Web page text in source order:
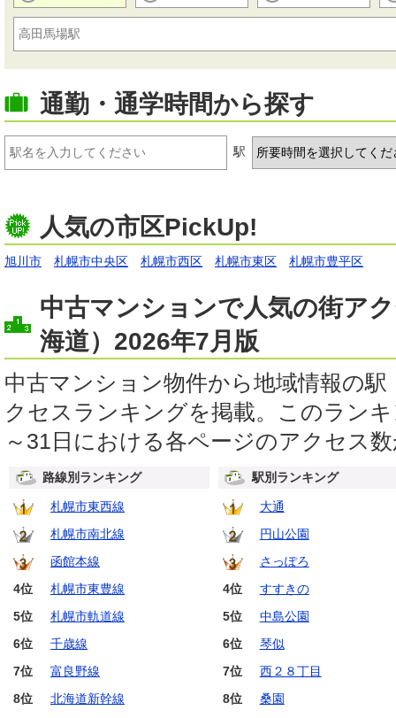
通勤・通学時間から探す
駅
人気の市区PickUp!
旭川市 札幌市中央区 札幌市西区 札幌市東区 札幌市豊平区
中古マンションで人気の街ア
海道） 2026年7月版
中古マンション物件から地域情報の
クセスランキングを掲載。このラン
～31日における各ページのアクセス
路線別ランキング
札幌市東西線
札幌市南北線
函館本線
4位
札幌市東豊線
5位
札幌市軌道線
6位
千歳線
7位
富良野線
8位
北海道新幹線
駅別ランキング
大通
円山公園
さっぽろ
4位
すすきの
5位
中島公園
6位
琴似
7位
西２８丁目
8位
桑園